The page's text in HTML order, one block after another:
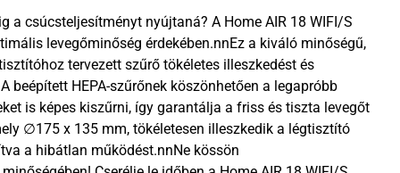
a csúcsteljesítményt nyújtaná? A Home AIR 18 WIFI/S
levegőminőség érdekében.nnEz a kiváló minőségű,
tervezett szűrő tökéletes illeszkedést és
beépített HEPA-szűrőnek köszönhetően a legapróbb
is képes kiszűrni, így garantálja a friss és tiszta levegőt
∅175 x 135 mm, tökéletesen illeszkedik a légtisztító
a hibátlan működést.nnNe kössön